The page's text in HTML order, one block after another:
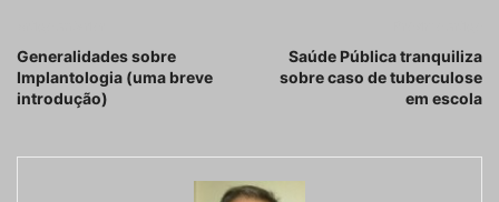
Generalidades sobre
Implantologia (uma breve
introdução)
Saúde Pública tranquiliza
sobre caso de tuberculose
em escola